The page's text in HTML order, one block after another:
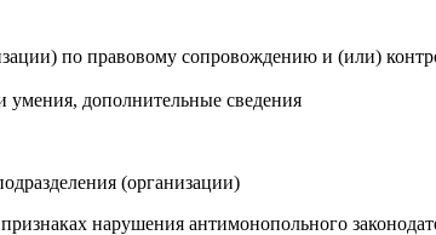
по правовому сопровождению и (или)
умения, дополнительные сведения
(организации)
нарушения антимонопольного